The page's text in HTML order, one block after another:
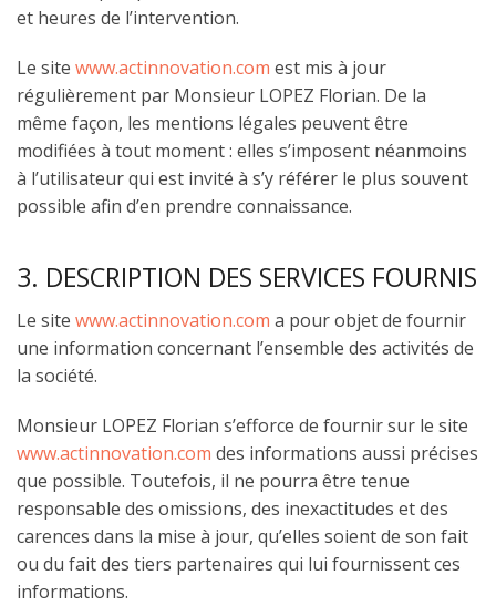
et heures de l’intervention.
Le site www.actinnovation.com est mis à jour
régulièrement par Monsieur LOPEZ Florian. De la
même façon, les mentions légales peuvent être
modifiées à tout moment : elles s’imposent néanmoins
à l’utilisateur qui est invité à s’y référer le plus souvent
possible afin d’en prendre connaissance.
3. DESCRIPTION DES SERVICES FOURNIS
Le site www.actinnovation.com a pour objet de fournir
une information concernant l’ensemble des activités de
la société.
Monsieur LOPEZ Florian s’efforce de fournir sur le site
www.actinnovation.com des informations aussi précises
que possible. Toutefois, il ne pourra être tenue
responsable des omissions, des inexactitudes et des
carences dans la mise à jour, qu’elles soient de son fait
ou du fait des tiers partenaires qui lui fournissent ces
informations.